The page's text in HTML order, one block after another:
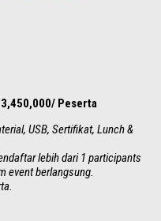
Peserta
USB, Sertifikat, Lunch &
lebih dari 1 participants
event berlangsung.